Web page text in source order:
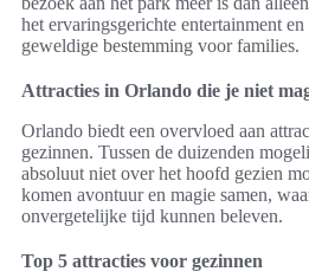
het ervaringsgerichte entertainment
geweldige bestemming voor families.
Attracties in Orlando die je niet
Orlando biedt een overvloed aan
gezinnen. Tussen de duizenden
absoluut niet over het hoofd gezien
komen avontuur en magie samen,
onvergetelijke tijd kunnen beleven.
Top 5 attracties voor gezinnen